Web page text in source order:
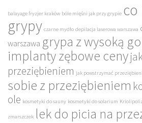
balayage fryzjer kraków bóle mięśni jak przy grypie co
grypy czarne mydło depilacja laserowa warszawa
warszawa grypa z wysoką
implanty zębowe ceny
przeziębieniem jak powstrzymać
sobie z przeziębieniem
ole kosmetyki do sauny kosmetyki do solarium
zmarszczek lek do picia na